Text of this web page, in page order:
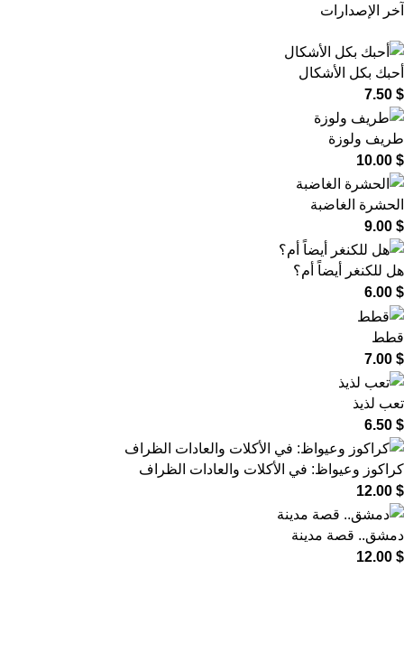
آخر الإصدارات
أحبك بكل الأشكال
7.50 $
طريف ولوزة
10.00 $
الحشرة الغاضبة
9.00 $
هل للكنغر أيضاً أم؟
6.00 $
قطط
7.00 $
تعب لذيذ
6.50 $
كراكوز وعيواظ: في الأكلات والعادات الظراف
12.00 $
دمشق.. قصة مدينة
12.00 $